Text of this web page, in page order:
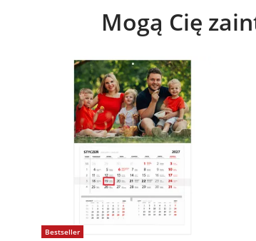
Mogą Cię
Bestseller